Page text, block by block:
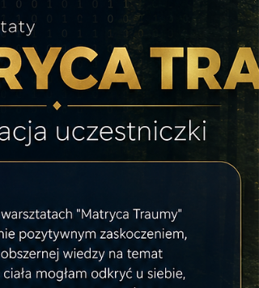
schematy narcystycznych manipulacji w
praktyce.